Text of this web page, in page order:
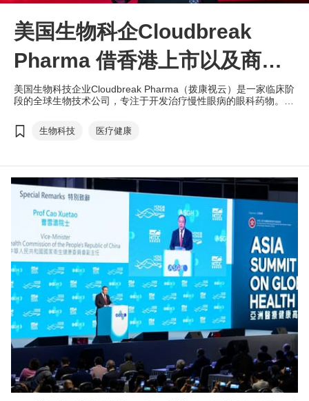
美国生物科企Cloudbreak
Pharma 借香港上市以及商贸
平台拓国际业务
美国生物科技企业Cloudbreak Pharma（拨康视云）是一家临床阶
段的全球生物技术公司，专注于开发治疗慢性眼病的眼科药物。公
坛”（ASGH）达成合作协议，并通过第18A章上市机制成功在香港
交易所主板挂牌上市集资，推动公司国际化业务的发展，为眼疾病
生物科技 医疗健康